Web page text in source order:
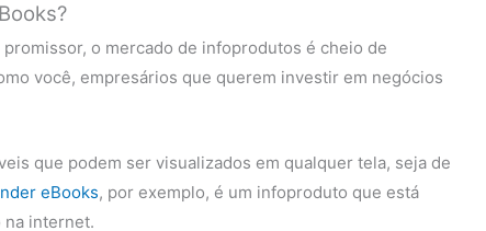
promissor, o mercado de infoprodutos é cheio de
você, empresários que querem investir em negócios
que podem ser visualizados em qualquer tela, seja de
eBooks, por exemplo, é um infoproduto que está
na internet.